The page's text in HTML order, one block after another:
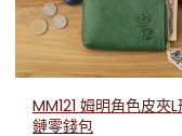
MM121 姆明角色皮夾
鏈零錢包